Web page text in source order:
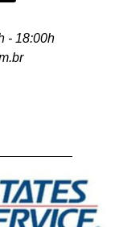
- 18:00h